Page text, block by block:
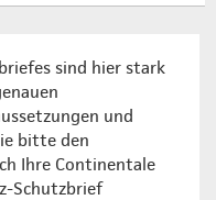
sind hier stark
und
bitte den
Ihre Continentale
Schutzbrief